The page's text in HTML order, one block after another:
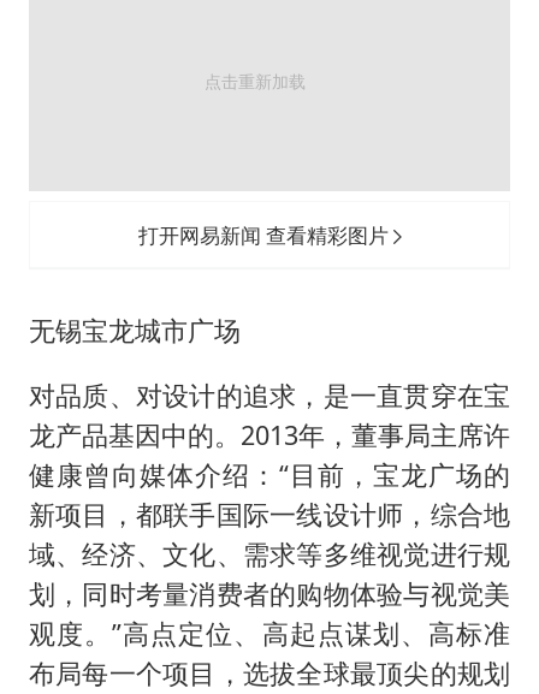
打开网易新闻 查看精彩图片
无锡宝龙城市广场
对品质、对设计的追求，是一直贯穿在宝
龙产品基因中的。2013年，董事局主席许
健康曾向媒体介绍：“目前，宝龙广场的
新项目，都联手国际一线设计师，综合地
域、经济、文化、需求等多维视觉进行规
划，同时考量消费者的购物体验与视觉美
观度。”高点定位、高起点谋划、高标准
布局每一个项目，选拔全球最顶尖的规划